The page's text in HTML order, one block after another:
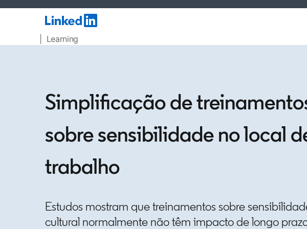
| Learning
Simplificação de
sobre sensibilidade no local
trabalho
Estudos mostram que treinamentos sobre
cultural normalmente não têm impacto de longo